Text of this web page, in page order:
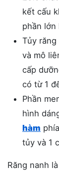
kết cấu
phần lớn
Tủy
và mô
cấp
có từ 1
Phần
hình
hàm
tủy và 1
Răng nanh